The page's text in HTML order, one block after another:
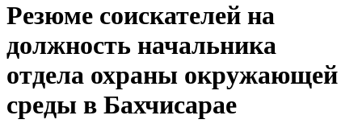
Резюме соискателей на
должность начальника
отдела охраны окружающей
среды в Бахчисарае